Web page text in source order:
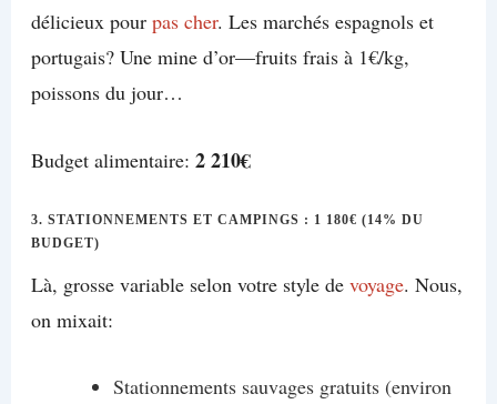
délicieux pour pas cher. Les marchés espagnols et
portugais? Une mine d’or—fruits frais à 1€/kg,
poissons du jour…
Budget alimentaire: 2 210€
3. STATIONNEMENTS ET CAMPINGS : 1 180€ (14% DU
BUDGET)
Là, grosse variable selon votre style de voyage. Nous,
on mixait:
Stationnements sauvages gratuits (environ